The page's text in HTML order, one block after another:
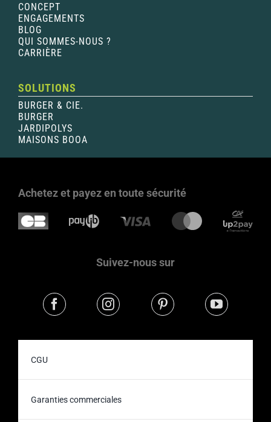
CONCEPT
ENGAGEMENTS
BLOG
QUI SOMMES-NOUS ?
CARRIÈRE
SOLUTIONS
BURGER & CIE.
BURGER
JARDIPOLYS
MAISONS BOOA
Achetez et payez en toute sécurité
Suivez-nous sur
CGU
Garanties commerciales